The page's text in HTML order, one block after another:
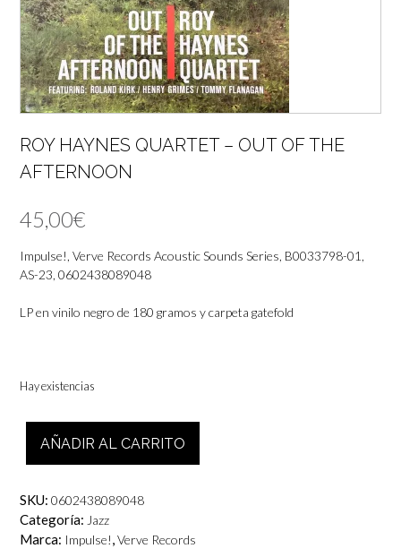
ROY HAYNES QUARTET – OUT OF THE
AFTERNOON
45,00€
Impulse!, Verve Records Acoustic Sounds Series, B0033798-01,
AS-23, 0602438089048
LP en vinilo negro de 180 gramos y carpeta gatefold
Hay existencias
Haynes
Quartet
Out
Of
The
AÑADIR AL CARRITO
SKU: 0602438089048
Categoría: Jazz
Marca: Impulse!,Verve Records